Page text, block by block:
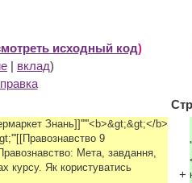
исходный код)
| вклад)
Знань]]'''''<b>&gt;&gt;</b>
9
Мета, завдання,
курсу. Як користуватись
+